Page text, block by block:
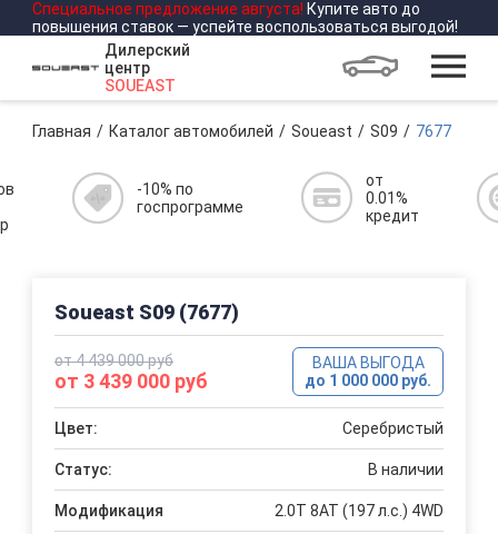
Специальное предложение августа! Купите авто до
повышения ставок — успейте воспользоваться выгодой!
Дилерский
центр
SOUEAST
Главная Каталог автомобилей Soueast S09 7677
-10% по
госпрограмме
от
0.01%
кредит
Soueast S09 (7677)
от 4 439 000 руб
от 3 439 000 руб
ВАША ВЫГОДА
до 1 000 000 руб.
Цвет: Серебристый
Статус: В наличии
Модификация 2.0T 8AT (197 л.с.) 4WD